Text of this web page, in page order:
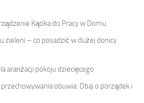
Kącika do Pracy w Domu
zieleni – co posadzić w dużej donicy
aranżacji pokoju dziecięcego
obuwia: Dbaj o porządek i